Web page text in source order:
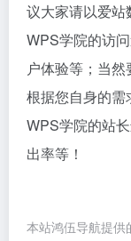
议大家请以爱站
WPS学院的访
户体验等；当
根据您自身的
WPS学院的站
出率等！
本站鸿伍导航提供